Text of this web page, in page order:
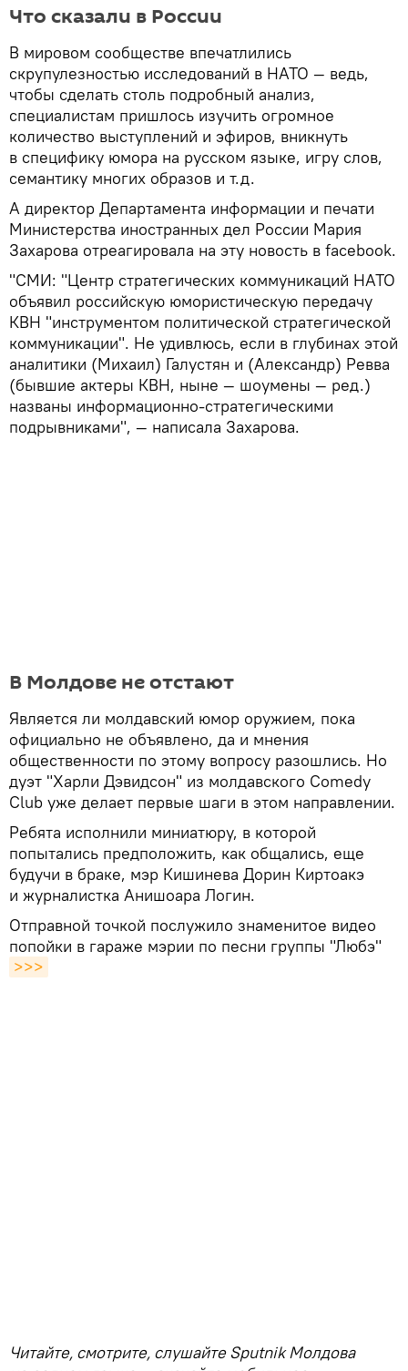
Что сказали в России
В мировом сообществе впечатлились
скрупулезностью исследований в НАТО — ведь,
чтобы сделать столь подробный анализ,
специалистам пришлось изучить огромное
количество выступлений и эфиров, вникнуть
в специфику юмора на русском языке, игру слов,
семантику многих образов и т.д.
А директор Департамента информации и печати
Министерства иностранных дел России Мария
Захарова отреагировала на эту новость в facebook.
"СМИ: "Центр стратегических коммуникаций НАТО
объявил российскую юмористическую передачу
КВН "инструментом политической стратегической
коммуникации". Не удивлюсь, если в глубинах этой
аналитики (Михаил) Галустян и (Александр) Ревва
(бывшие актеры КВН, ныне — шоумены — ред.)
названы информационно-стратегическими
подрывниками", — написала Захарова.
В Молдове не отстают
Является ли молдавский юмор оружием, пока
официально не объявлено, да и мнения
общественности по этому вопросу разошлись. Но
дуэт "Харли Дэвидсон" из молдавского Comedy
Club уже делает первые шаги в этом направлении.
Ребята исполнили миниатюру, в которой
попытались предположить, как общались, еще
будучи в браке, мэр Кишинева Дорин Киртоакэ
и журналистка Анишоара Логин.
Отправной точкой послужило знаменитое видео
попойки в гараже мэрии по песни группы "Любэ"
>>>
Читайте, смотрите, слушайте Sputnik Молдова